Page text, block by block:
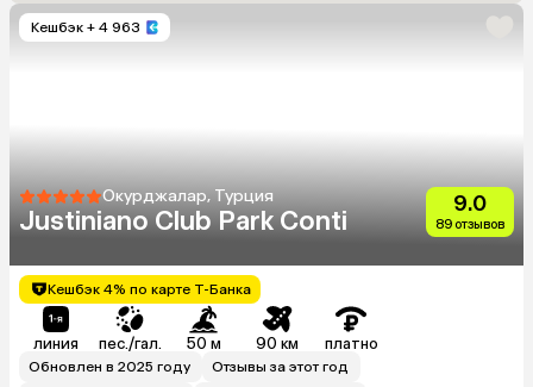
Кешбэк + 4 963
Окурджалар, Турция
Justiniano Club Park Conti
9.0
89 отзывов
Кешбэк 4% по карте Т-Банка
линия пес./гал. 50 м 90 км платно
Обновлен в 2025 году
Отзывы за этот год